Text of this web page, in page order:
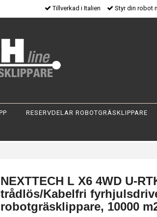
Tillverkad i Italien Styr din robot
RESERVDELAR ROBOTGRÄSKLIPPARE
NEXTTECH L X6 4WD U-
trådlös/Kabelfri
robotgräsklippare, 10000